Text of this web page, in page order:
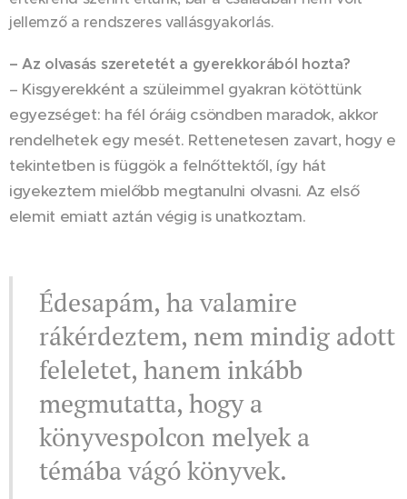
jellemző a rendszeres vallásgyakorlás.
– Az olvasás szeretetét a gyerekkorából hozta?
– Kisgyerekként a szüleimmel gyakran kötöttünk
egyezséget: ha fél óráig csöndben maradok, akkor
rendelhetek egy mesét. Rettenetesen zavart, hogy e
tekintetben is függök a felnőttektől, így hát
igyekeztem mielőbb megtanulni olvasni. Az első
elemit emiatt aztán végig is unatkoztam.
Édesapám, ha valamire
rákérdeztem, nem mindig adott
feleletet, hanem inkább
megmutatta, hogy a
könyvespolcon melyek a
témába vágó könyvek.